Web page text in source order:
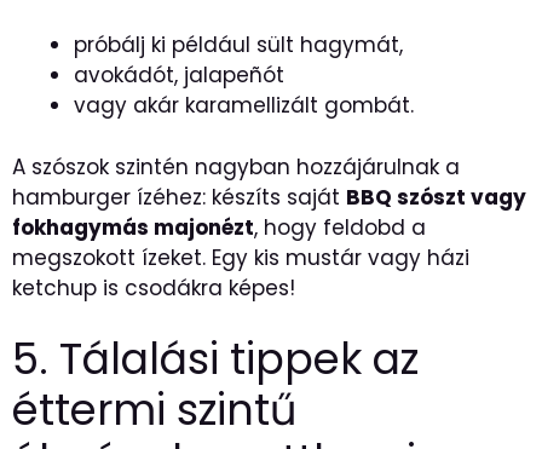
próbálj ki például sült hagymát,
avokádót, jalapeñót
vagy akár karamellizált gombát.
A szószok szintén nagyban hozzájárulnak a
hamburger ízéhez: készíts saját BBQ szószt vagy
fokhagymás majonézt, hogy feldobd a
megszokott ízeket. Egy kis mustár vagy házi
ketchup is csodákra képes!
5. Tálalási tippek az
éttermi szintű